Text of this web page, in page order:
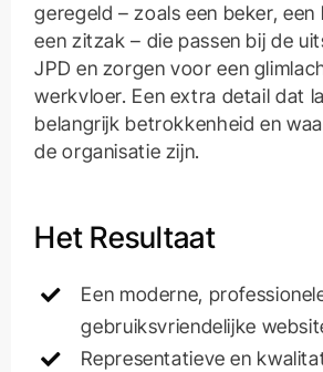
geregeld – zoals een beker, een
een zitzak – die passen bij de
JPD en zorgen voor een
werkvloer. Een extra detail dat
belangrijk betrokkenheid en
de organisatie zijn.
Het Resultaat
Een moderne,
gebruiksvriendelijke
Representatieve en